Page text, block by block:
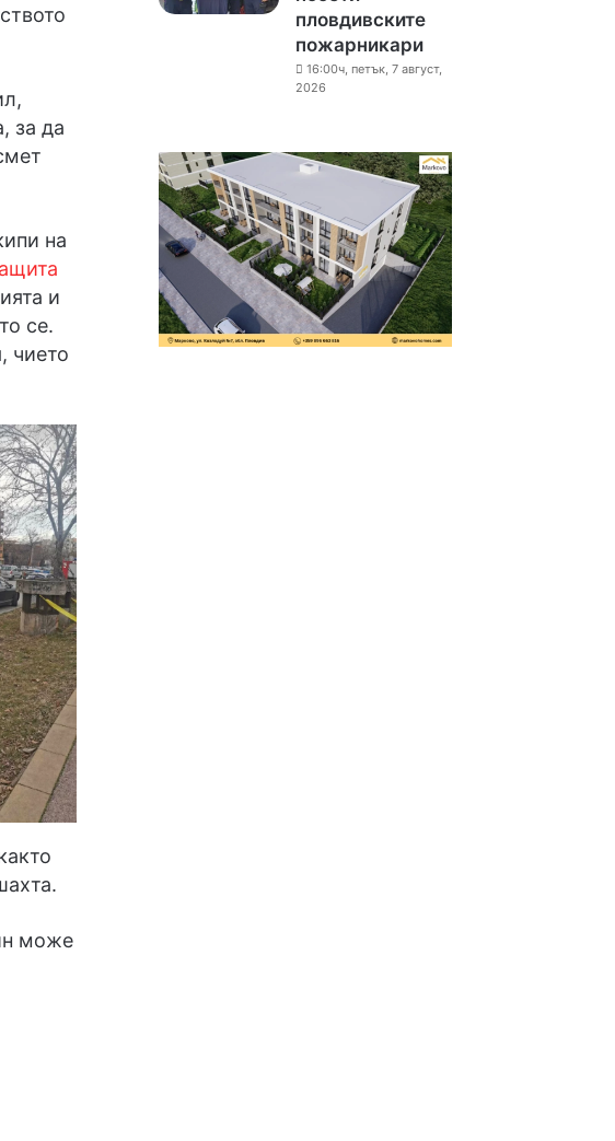
за да
на
и
се.
чието
може
пловдивските
пожарникари
16:00ч, петък, 7 август,
2026